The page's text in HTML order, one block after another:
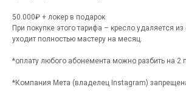
50.000₽ + локер в подарок
При покупке этого тарифа – кресло удаляется
уходит полностью мастеру на месяц.
*оплату любого абонемента можно разбить на 2
*Компания Мета (владелец Instagram)